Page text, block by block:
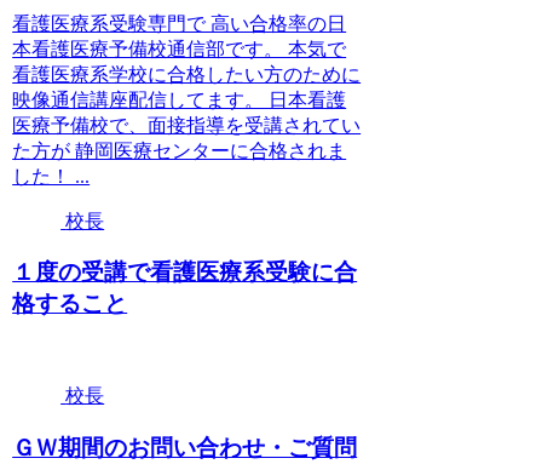
看護医療系受験専門で 高い合格率の日
本看護医療予備校通信部です。 本気で
看護医療系学校に合格したい方のために
映像通信講座配信してます。 日本看護
医療予備校で、面接指導を受講されてい
た方が 静岡医療センターに合格されま
した！ ...
校長
１度の受講で看護医療系受験に合
格すること
校長
ＧＷ期間のお問い合わせ・ご質問